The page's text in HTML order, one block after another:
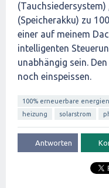
(Speicherakku) zu
einer auf meinem
intelligenten
unabhängig sein.
noch einspeissen.
100% erneuerbare energien
heizung
solarstrom